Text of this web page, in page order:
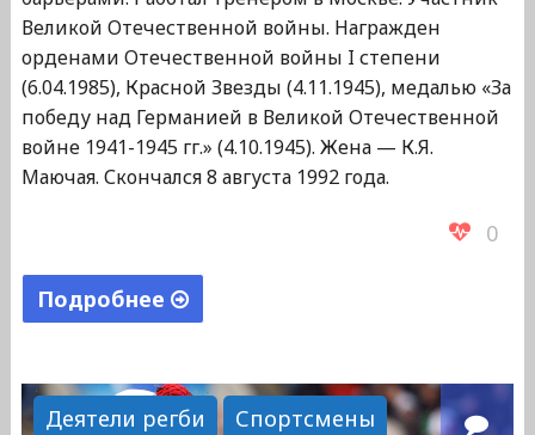
Великой Отечественной войны. Награжден
орденами Отечественной войны I степени
(6.04.1985), Красной Звезды (4.11.1945), медалью «За
победу над Германией в Великой Отечественной
войне 1941-1945 гг.» (4.10.1945). Жена — К.Я.
Маючая. Скончался 8 августа 1992 года.
0
Подробнее
Иванович"
Деятели регби
Спортсмены